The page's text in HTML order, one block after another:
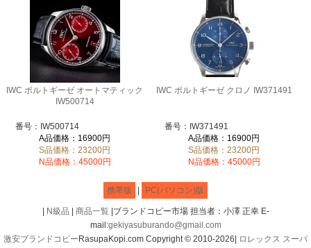
IWC ポルトギーゼ オートマティック
IW500714
番号：IW500714
A品価格：16900円
S品価格：23200円
N品価格：45000円
IWC ポルトギーゼ クロノ IW371491
番号：IW371491
A品価格：16900円
S品価格：23200円
N品価格：45000円
携帯版 PC(パソコン)版
N級品 商品一覧|ブランドコピー市場 担当者：小澤 正幸 E-
mail:gekiyasuburando@gmail.com
激安ブランドコピー RasupaKopi.com Copyright © 2010-2026| ロレックス スーパ